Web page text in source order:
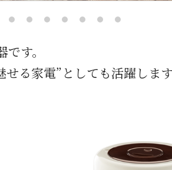
す。
せる家電”としても活躍しま